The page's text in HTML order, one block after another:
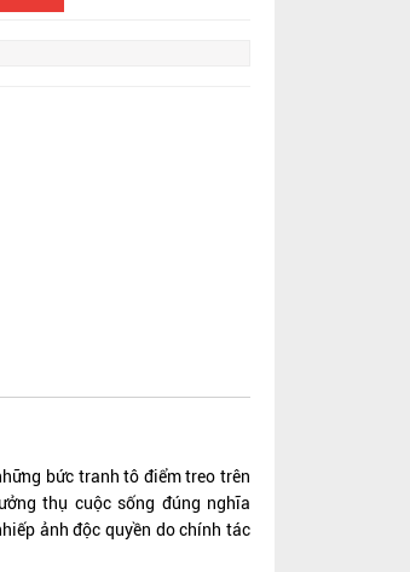
bức tranh tô điểm treo trên
thụ cuộc sống đúng nghĩa
ảnh độc quyền do chính tác